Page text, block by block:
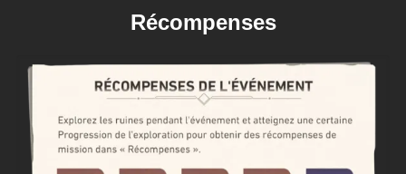
Récompenses